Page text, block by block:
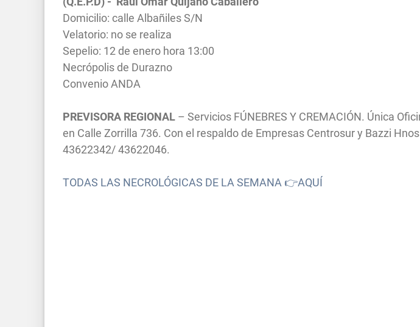
Domicilio: calle Albañiles S/N
Velatorio: no se realiza
Sepelio: 12 de enero hora 13:00
Necrópolis de Durazno
Convenio ANDA
PREVISORA REGIONAL – Servicios FÚNEBRES Y CREMACIÓN. Única
en Calle Zorrilla 736. Con el respaldo de Empresas Centrosur y Bazzi
43622342/ 43622046.
TODAS LAS NECROLÓGICAS DE LA SEMANA 👉AQUÍ